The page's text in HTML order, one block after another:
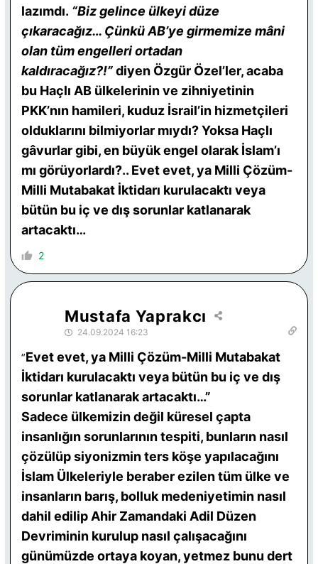
lazımdı. “Biz gelince ülkeyi düze
çıkaracağız… Çünkü AB’ye girmemize mâni
olan tüm engelleri ortadan
kaldıracağız?!”diyen Özgür Özel’ler, acaba
bu Haçlı AB ülkelerinin ve zihniyetinin
PKK’nın hamileri, kuduz İsrail’in hizmetçileri
olduklarını bilmiyorlar mıydı? Yoksa Haçlı
gâvurlar gibi, en büyük engel olarak İslam’ı
mı görüyorlardı?.. Evet evet, ya Milli Çözüm-
Milli Mutabakat İktidarı kurulacaktı veya
bütün bu iç ve dış sorunlar katlanarak
artacaktı…
2
Mustafa Yaprakcı
24.09.2024 16:23
”Evet evet, ya Milli Çözüm-Milli Mutabakat
İktidarı kurulacaktı veya bütün bu iç ve dış
sorunlar katlanarak artacaktı…”
Sadece ülkemizin değil küresel çapta
insanlığın sorunlarının tespiti, bunların nasıl
çözülüp siyonizmin ters köşe yapılacağını
İslam Ülkeleriyle beraber ezilen tüm ülke ve
insanların barış, bolluk medeniyetimin nasıl
dahil edilip Ahir Zamandaki Adil Düzen
Devriminin kurulup nasıl çalışacağını
günümüzde ortaya koyan, yetmez bunu dert